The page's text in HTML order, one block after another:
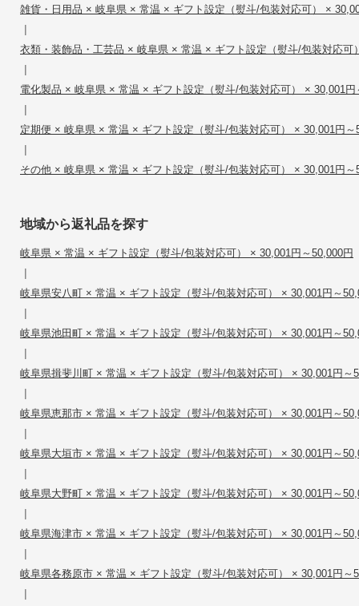
雑貨・日用品 × 岐阜県 × 常温 × ギフト設定（熨斗/包装対応可） ×
|
衣類・装飾品・工芸品 × 岐阜県 × 常温 × ギフト設定（熨斗/包装対応可
|
電化製品 × 岐阜県 × 常温 × ギフト設定（熨斗/包装対応可） × 30,001円
|
定期便 × 岐阜県 × 常温 × ギフト設定（熨斗/包装対応可） × 30,001円～
|
その他 × 岐阜県 × 常温 × ギフト設定（熨斗/包装対応可） × 30,001円～
地域から返礼品を探す
岐阜県 × 常温 × ギフト設定（熨斗/包装対応可） × 30,001円～50,000円
|
岐阜県安八町 × 常温 × ギフト設定（熨斗/包装対応可） × 30,001円～
|
岐阜県池田町 × 常温 × ギフト設定（熨斗/包装対応可） × 30,001円～
|
岐阜県揖斐川町 × 常温 × ギフト設定（熨斗/包装対応可） × 30,001円～
|
岐阜県恵那市 × 常温 × ギフト設定（熨斗/包装対応可） × 30,001円～
|
岐阜県大垣市 × 常温 × ギフト設定（熨斗/包装対応可） × 30,001円～
|
岐阜県大野町 × 常温 × ギフト設定（熨斗/包装対応可） × 30,001円～
|
岐阜県海津市 × 常温 × ギフト設定（熨斗/包装対応可） × 30,001円～
|
岐阜県各務原市 × 常温 × ギフト設定（熨斗/包装対応可） × 30,001円～
|